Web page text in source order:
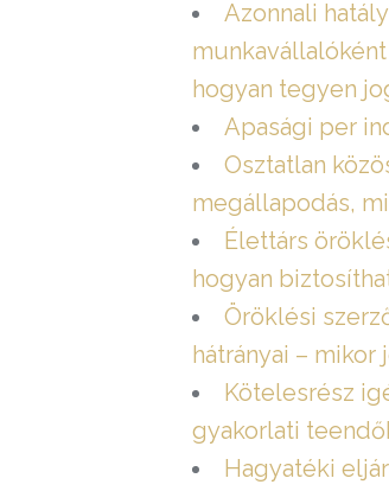
Azonnali
hogyan tegyen
Apasági per
Osztatlan
megállapodás,
Élettárs
hogyan
Öröklési
hátrányai – mikor
Kötelesrész
gyakorlati
Hagyatéki